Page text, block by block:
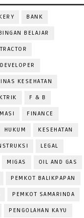
BANK
BELAJAR
DEVELOPER
KESEHATAN
F & B
FINANCE
HUKUM KESEHATAN
LEGAL
MIGAS OIL AND GAS
PEMKOT BALIKPAPAN
PEMKOT SAMARINDA
PENGOLAHAN KAYU